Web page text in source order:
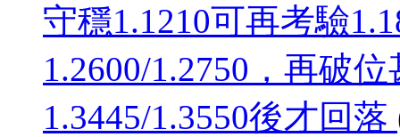
守穩1.1210可再考驗
1.2600/1.2750，再破
1.3445/1.3550後才回落